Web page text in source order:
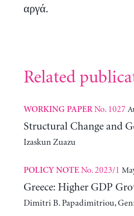
αργά.
Related
WORKING PAPERNo. 1027
Structural Change and
Izaskun Zuazu
POLICY NOTENo. 2023/1
Greece: Higher GDP
Dimitri B. Papadimitriou,